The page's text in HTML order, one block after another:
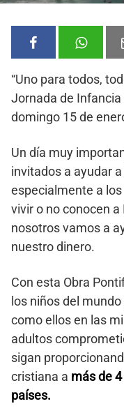
“Uno para todos,
Jornada de
domingo 15 de
Un día muy
invitados a ayudar
especialmente a
vivir o no conocen
nosotros vamos a
nuestro dinero.
Con esta Obra
los niños del
como ellos en las
adultos
sigan
cristiana a más de
países.